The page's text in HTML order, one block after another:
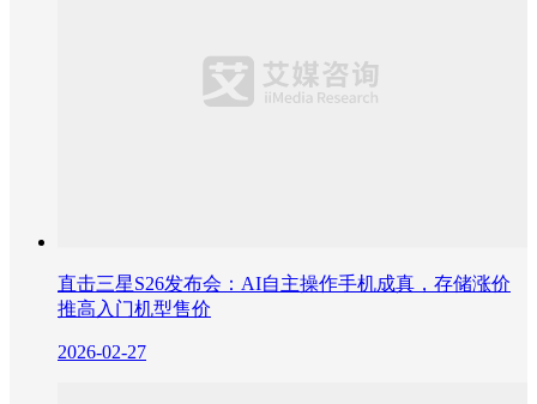
直击三星S26发布会：AI自主操作手机成真，存储涨价
推高入门机型售价
2026-02-27